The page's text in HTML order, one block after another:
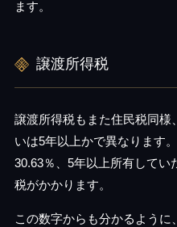
ます。
譲渡所得税
譲渡所得税もまた住民税同様
いは5年以上かで異なります
30.63％、5年以上所有してい
税がかかります。
この数字からも分かるよう